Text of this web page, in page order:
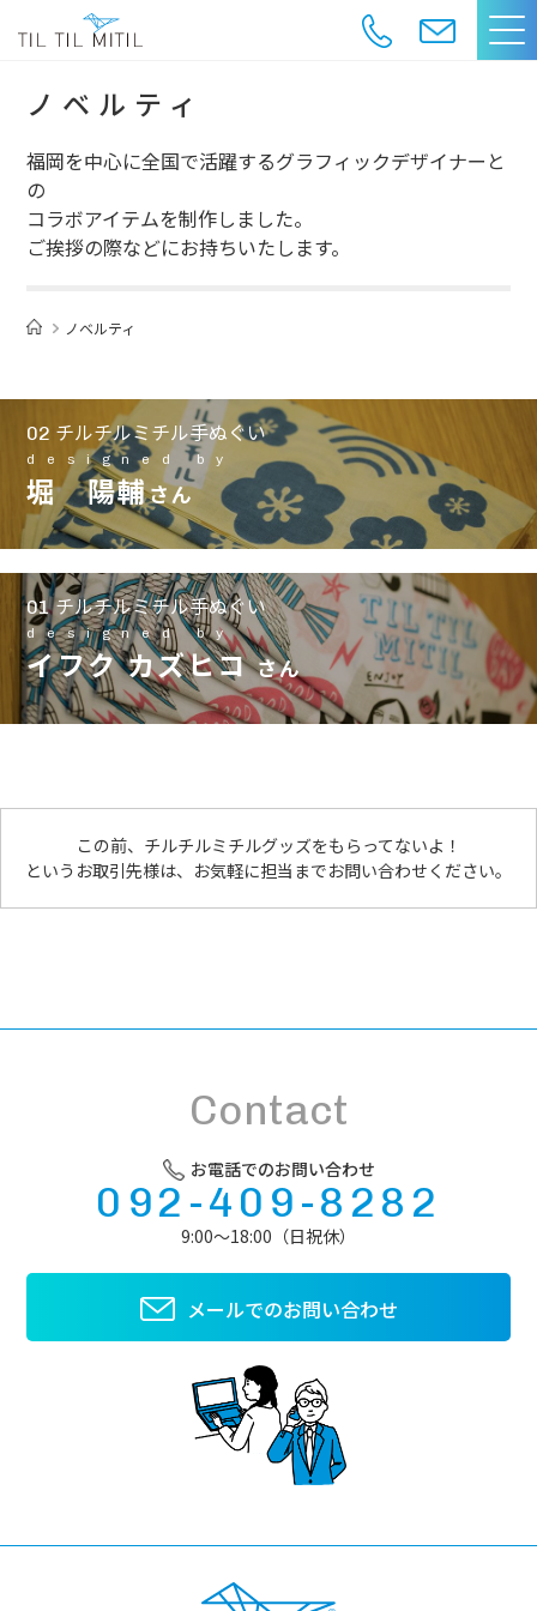
ノベルティ
福岡を中心に全国で活躍するグラフィックデザイナーと
の
コラボアイテムを制作しました。
ご挨拶の際などにお持ちいたします。
ノベルティ
02 チルチルミチル手ぬぐい
designed by
堀 陽輔さん
01チルチルミチル手ぬぐい
designed by
イフク カズヒコさん
この前、チルチルミチルグッズをもらってないよ！
というお取引先様は、お気軽に担当までお問い合わせください。
Contact
お電話でのお問い合わせ
092-409-8282
9:00～18:00（日祝休）
メールでのお問い合わせ